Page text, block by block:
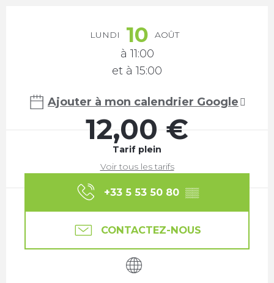
Ouverture et coordonnées
LUNDI 10 AOÛT
à 11:00
et à 15:00
Ajouter à mon calendrier Google
12,00 €
Tarif plein
Voir tous les tarifs
+33 5 53 50 80 ▒▒
CONTACTEZ-NOUS